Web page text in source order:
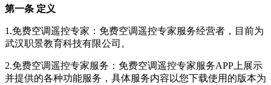
第一条 定义
1.免费空调遥控专家：免费空调遥控专家服务经营者，目前为
武汉职景教育科技有限公司。
2.免费空调遥控专家服务：免费空调遥控专家服务APP上展示
并提供的各种功能服务，具体服务内容以您下载使用的版本为